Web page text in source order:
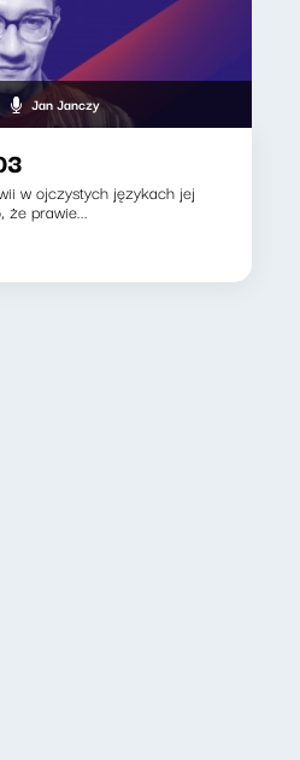
Jan Janczy
w ojczystych językach jej
że prawie...